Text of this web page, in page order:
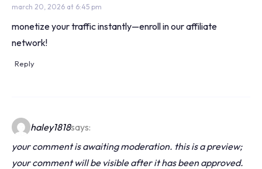
march 20, 2026 at 6:45 pm
monetize your traffic instantly—enroll in our affiliate
network!
Reply
haley1818says:
your comment is awaiting moderation. this is a preview;
your comment will be visible after it has been approved.